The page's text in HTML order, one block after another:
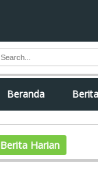
Beranda Berita
Berita Harian